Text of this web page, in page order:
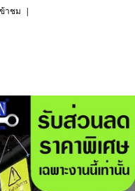
าชม |